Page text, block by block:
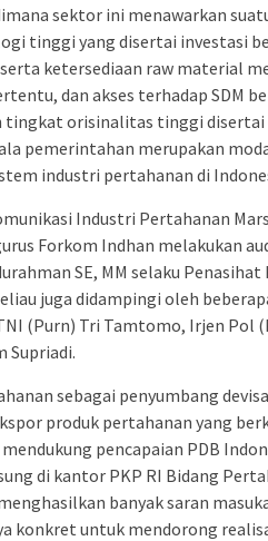
sektor ini menawarkan
tinggi yang disertai investasi
ketersediaan raw material
dan akses terhadap SDM
tingkat orisinalitas tinggi disertai
pemerintahan merupakan
industri pertahanan di
Industri Pertahanan
Forkom Indhan melakukan
SE, MM selaku Penasihat
juga didampingi oleh
(Purn) Tri Tamtomo, Irjen Pol
Supriadi.
sebagai penyumbang
produk pertahanan yang
pencapaian PDB
di kantor PKP RI Bidang
banyak saran
konkret untuk mendorong